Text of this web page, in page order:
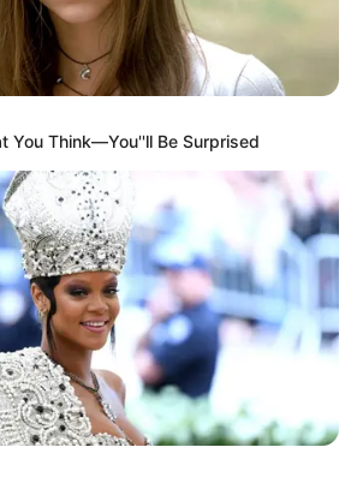
mas vale a pena.”
utilizando caixas de leite. Esse é
seguido, dado por uma criança.
You Think—You''ll Be Surprised